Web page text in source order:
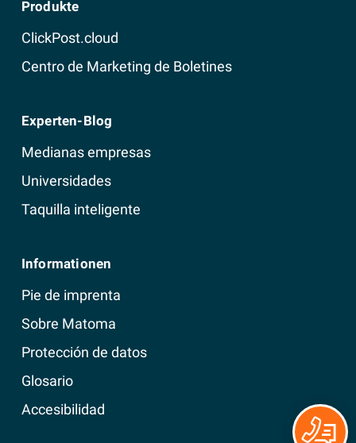
Produkte
ClickPost.cloud
Centro de Marketing de Boletines
Experten-Blog
Medianas empresas
Universidades
Taquilla inteligente
Informationen
Pie de imprenta
Sobre Matoma
Protección de datos
Glosario
Accesibilidad